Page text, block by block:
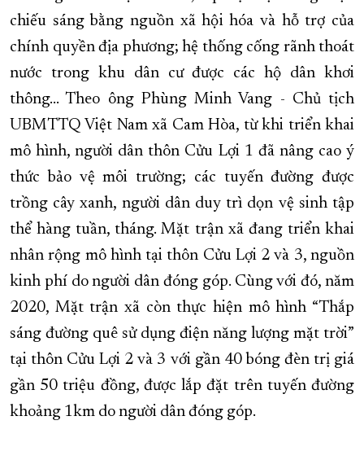
chiếu sáng bằng nguồn xã hội hóa và hỗ trợ của
chính quyền địa phương; hệ thống cống rãnh thoát
nước trong khu dân cư được các hộ dân khơi
thông... Theo ông Phùng Minh Vang - Chủ tịch
UBMTTQ Việt Nam xã Cam Hòa, từ khi triển khai
mô hình, người dân thôn Cửu Lợi 1 đã nâng cao ý
thức bảo vệ môi trường; các tuyến đường được
trồng cây xanh, người dân duy trì dọn vệ sinh tập
thể hàng tuần, tháng. Mặt trận xã đang triển khai
nhân rộng mô hình tại thôn Cửu Lợi 2 và 3, nguồn
kinh phí do người dân đóng góp. Cùng với đó, năm
2020, Mặt trận xã còn thực hiện mô hình “Thắp
sáng đường quê sử dụng điện năng lượng mặt trời”
tại thôn Cửu Lợi 2 và 3 với gần 40 bóng đèn trị giá
gần 50 triệu đồng, được lắp đặt trên tuyến đường
khoảng 1km do người dân đóng góp.